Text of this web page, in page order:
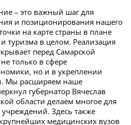
– это важный шаг для
и позиционирования нашего
на карте страны в плане
туризма в целом. Реализация
перед Самарской
только в сфере
но и в укреплении
Мы расширяем наше
губернатор Вячеслав
области делаем многое для
Здесь также
медицинских вузов